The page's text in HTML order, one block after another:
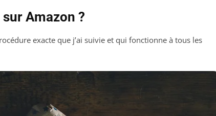
Amazon ?
exacte que j’ai suivie et qui fonctionne à tous les